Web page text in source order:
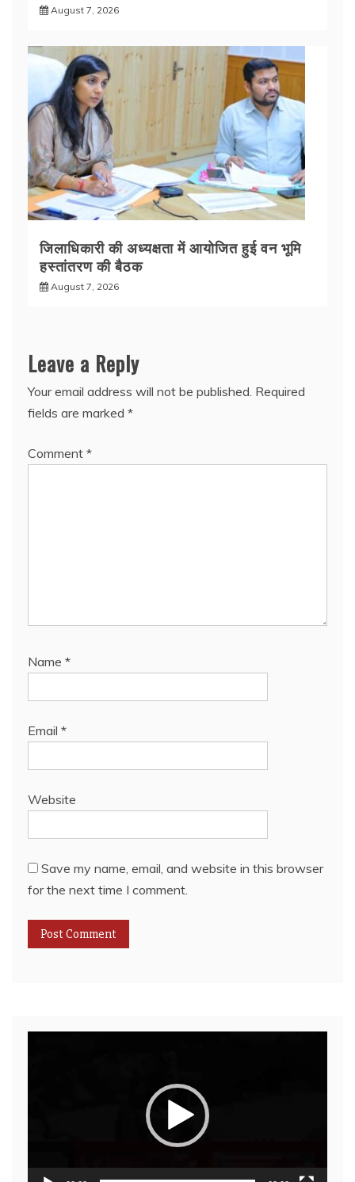
August 7, 2026
जिलाधिकारी की अध्यक्षता में आयोजित हुई वन भूमि
हस्तांतरण की बैठक
August 7, 2026
Leave a Reply
Your email address will not be published. Required
fields are marked *
Comment *
Name *
Email *
Website
Save my name, email, and website in this browser
for the next time I comment.